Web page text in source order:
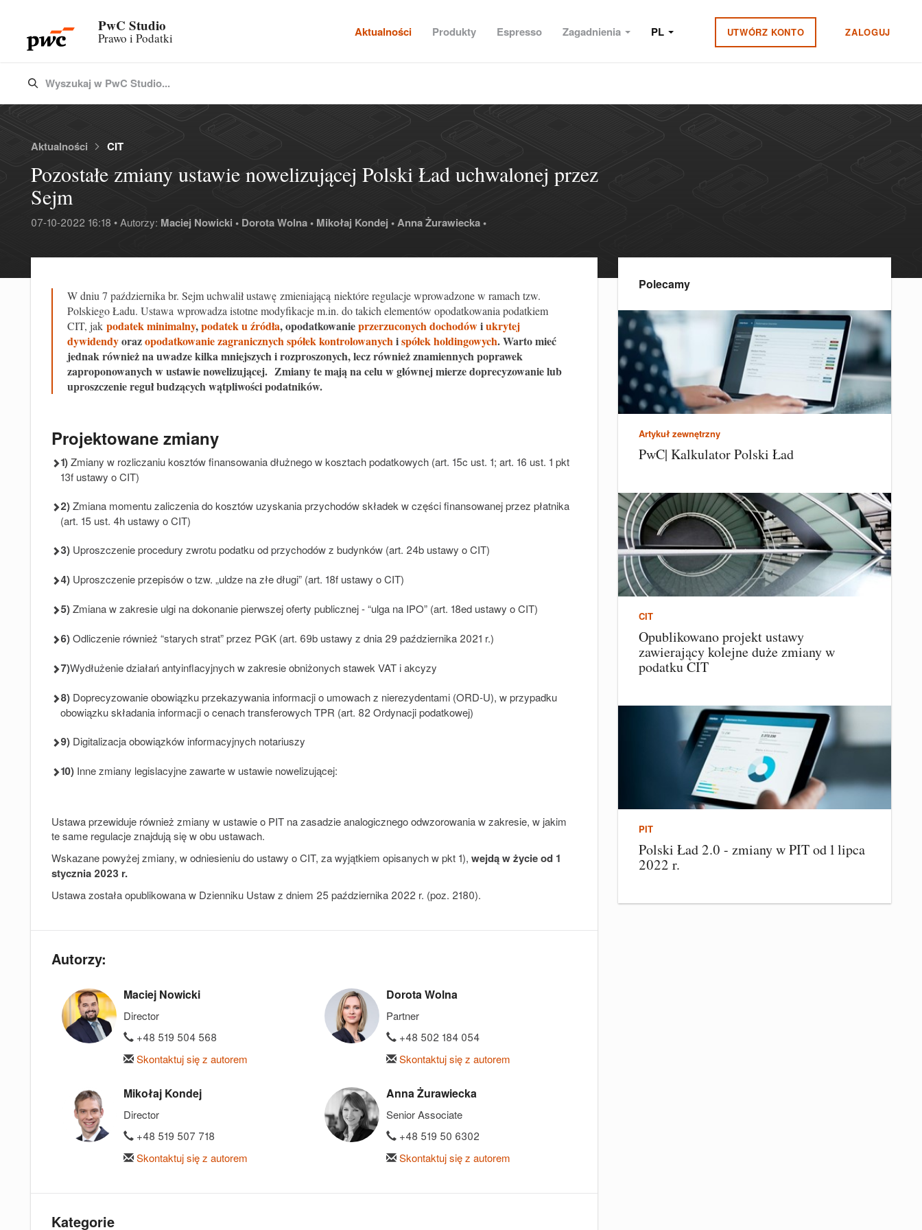
PwC Studio
Prawo i Podatki Aktualności Produkty Espresso Zagadnienia PL UTWÓRZ KONTO ZALOGUJ
Type 3 or more characters for results.
Wyszukaj w PwC Studio...
Aktualności CIT
Pozostałe zmiany ustawie nowelizującej Polski Ład uchwalonej przez
Sejm
07-10-2022 16:18 • Autorzy: Maciej Nowicki • Dorota Wolna • Mikołaj Kondej •Anna Żurawiecka •
W dniu 7 października br. Sejm uchwaliłustawę zmieniającą niektóre regulacje wprowadzone w ramach tzw.
Polskiego Ładu. Ustawa wprowadza istotne modyfikacje m.in. do takich elementów opodatkowania podatkiem
CIT, jak podatek minimalny,podatek u źródła, opodatkowanieprzerzuconych dochodówiukrytej
dywidendyorazopodatkowanie zagranicznych spółek kontrolowanychispółek holdingowych. Warto mieć
jednak również na uwadze kilka mniejszych i rozproszonych, lecz również znamiennych poprawek
zaproponowanych w ustawie nowelizującej. Zmiany te mają na celu w głównej mierze doprecyzowanie lub
uproszczenie reguł budzących wątpliwości podatników.
Projektowane zmiany
1)Zmiany w rozliczaniu kosztów finansowania dłużnego w kosztach podatkowych (art. 15c ust. 1; art. 16 ust. 1 pkt
13f ustawy o CIT)
2)Zmiana momentu zaliczenia do kosztów uzyskania przychodów składek w części finansowanej przez płatnika
(art. 15 ust. 4h ustawy o CIT)
3) Uproszczenie procedury zwrotu podatku od przychodów z budynków (art. 24b ustawy o CIT)
4) Uproszczenie przepisów o tzw. „uldze na złe długi” (art. 18f ustawy o CIT)
5)Zmiana w zakresie ulgi na dokonanie pierwszej oferty publicznej - “ulga na IPO” (art. 18ed ustawy o CIT)
6)Odliczenie również “starych strat” przez PGK (art. 69b ustawy z dnia 29 października 2021 r.)
7)Wydłużenie działań antyinflacyjnych w zakresie obniżonych stawek VAT i akcyzy
8) Doprecyzowanie obowiązku przekazywania informacji o umowach z nierezydentami (ORD-U), w przypadku
obowiązku składania informacji o cenach transferowych TPR (art. 82 Ordynacji podatkowej)
9) Digitalizacja obowiązków informacyjnych notariuszy
10) Inne zmiany legislacyjne zawarte w ustawie nowelizującej:
Ustawa przewiduje również zmiany w ustawie o PIT na zasadzie analogicznego odwzorowania w zakresie, w jakim
te same regulacje znajdują się w obu ustawach.
Wskazane powyżej zmiany, w odniesieniu do ustawy o CIT, za wyjątkiem opisanych w pkt 1), wejdą w życie od 1
stycznia 2023 r.
Ustawazostałaopublikowana w Dzienniku Ustaw z dniem 25 października 2022 r. (poz. 2180).
Autorzy:
Maciej Nowicki
Director
+48 519 504 568
Skontaktuj się z autorem
Dorota Wolna
Partner
+48 502 184 054
Skontaktuj się z autorem
Mikołaj Kondej
Director
+48 519 507 718
Skontaktuj się z autorem
Anna Żurawiecka
Senior Associate
+48 519 50 6302
Skontaktuj się z autorem
Kategorie
Polecamy
Artykuł zewnętrzny
PwC| Kalkulator Polski Ład
CIT
Opublikowano projekt ustawy
zawierający kolejne duże zmiany w
podatku CIT
PIT
Polski Ład 2.0 - zmiany w PIT od 1 lipca
2022 r.